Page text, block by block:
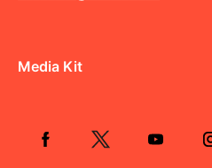
Media Kit